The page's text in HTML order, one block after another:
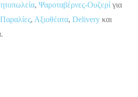
, Ψαροταβέρνες-Ουζερί για
Παραλίες, Αξιοθέατα, Delivery και